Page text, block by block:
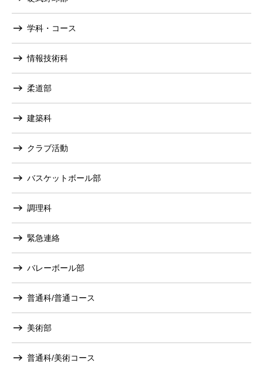
学科・コース
情報技術科
柔道部
建築科
クラブ活動
バスケットボール部
調理科
緊急連絡
バレーボール部
普通科/普通コース
美術部
普通科/美術コース